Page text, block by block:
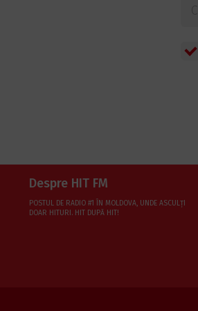
Despre HIT FM
POSTUL DE RADIO #1 ÎN MOLDOVA, UNDE ASCULŢI
DOAR HITURI. HIT DUPĂ HIT!